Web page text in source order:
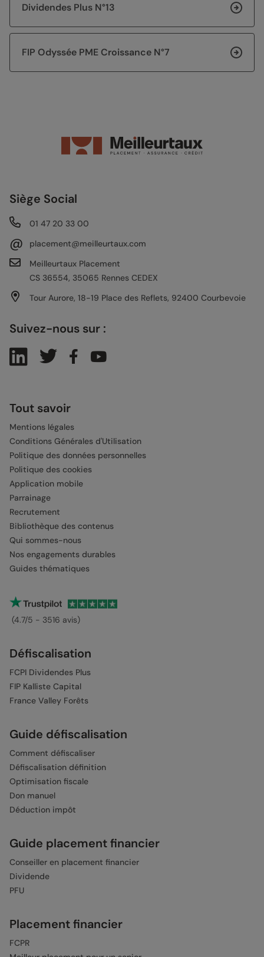
Dividendes Plus N°13
FIP Odyssée PME Croissance N°7
Siège Social
01 47 20 33 00
@
placement@meilleurtaux.com
Meilleurtaux Placement
CS 36554, 35065 Rennes CEDEX
Tour Aurore, 18-19 Place des Reflets, 92400 Courbevoie
Suivez-nous sur :
Tout savoir
Mentions légales
Conditions Générales d'Utilisation
Politique des données personnelles
Politique des cookies
Application mobile
Parrainage
Recrutement
Bibliothèque des contenus
Qui sommes-nous
Nos engagements durables
Guides thématiques
(4.7/5 - 3516 avis)
Défiscalisation
FCPI Dividendes Plus
FIP Kalliste Capital
France Valley Forêts
Guide défiscalisation
Comment défiscaliser
Défiscalisation définition
Optimisation fiscale
Don manuel
Déduction impôt
Guide placement financier
Conseiller en placement financier
Dividende
PFU
Placement financier
FCPR